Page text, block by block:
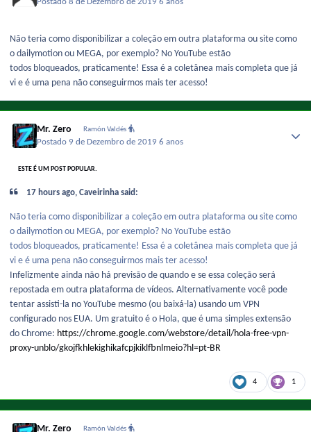
Postado8 de Dezembro de 20196 anos
Não teria como disponibilizar a coleção em outra plataforma ou site como
o dailymotion ou MEGA, por exemplo? No YouTube estão
todos bloqueados, praticamente! Essa é a coletânea mais completa que já
vi e é uma pena não conseguirmos mais ter acesso!
Mr. Zero Ramón Valdés
Postado 9 de Dezembro de 20196 anos
ESTE É UM POST POPULAR.
17 hours ago, Caveirinha said:
Não teria como disponibilizar a coleção em outra plataforma ou site como
o dailymotion ou MEGA, por exemplo? No YouTube estão
todos bloqueados, praticamente! Essa é a coletânea mais completa que já
vi e é uma pena não conseguirmos mais ter acesso!
Infelizmente ainda não há previsão de quando e se essa coleção será
repostada em outra plataforma de vídeos. Alternativamente você pode
tentar assisti-la no YouTube mesmo (ou baixá-la) usando um VPN
configurado nos EUA. Um gratuito é o Hola, que é uma simples extensão
do Chrome: https://chrome.google.com/webstore/detail/hola-free-vpn-
proxy-unblo/gkojfkhlekighikafcpjkiklfbnlmeio?hl=pt-BR
4 1
Mr. Zero Ramón Valdés